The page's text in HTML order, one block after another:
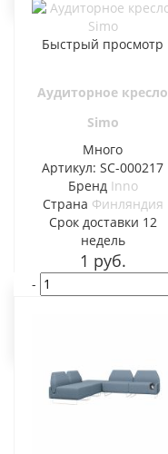
Быстрый просмотр
Аудиторное кресло
Simo
Много
Артикул: SC-000217
Бренд Inno
Страна Финляндия
Cрок доставки 12
недель
1 руб.
-